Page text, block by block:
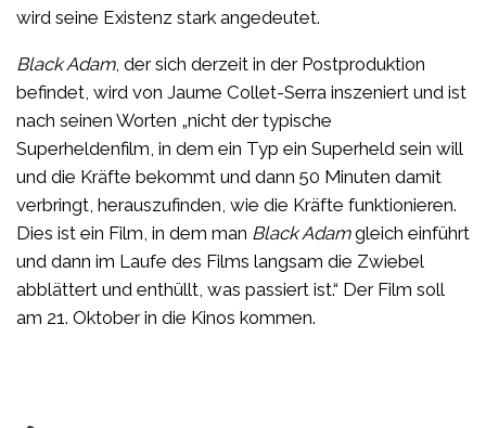
wird seine Existenz stark angedeutet.
Black Adam, der sich derzeit in der Postproduktion
befindet, wird von Jaume Collet-Serra inszeniert und ist
nach seinen Worten „nicht der typische
Superheldenfilm, in dem ein Typ ein Superheld sein will
und die Kräfte bekommt und dann 50 Minuten damit
verbringt, herauszufinden, wie die Kräfte funktionieren.
Dies ist ein Film, in dem man Black Adamgleich einführt
und dann im Laufe des Films langsam die Zwiebel
abblättert und enthüllt, was passiert ist.“ Der Film soll
am 21. Oktober in die Kinos kommen.